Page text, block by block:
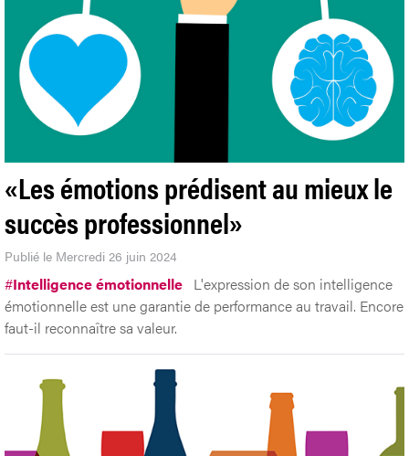
«Les émotions prédisent au mieux le
succès professionnel»
Publié le Mercredi 26 juin 2024
#Intelligence émotionnelle L'expression de son intelligence
émotionnelle est une garantie de performance au travail. Encore
faut-il reconnaître sa valeur.